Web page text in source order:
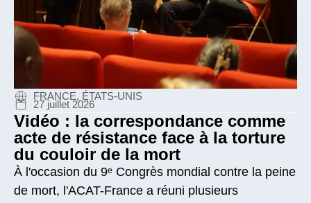
FRANCE, ÉTATS-UNIS
27 juillet 2026
Vidéo : la correspondance comme
acte de résistance face à la torture
du couloir de la mort
À l'occasion du 9ᵉ Congrès mondial contre la peine
de mort, l'ACAT-France a réuni plusieurs